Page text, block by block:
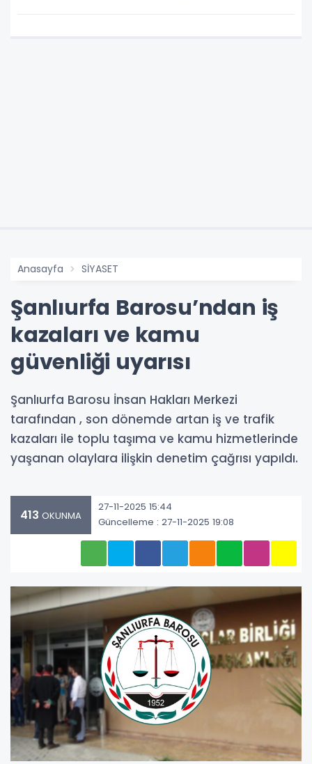
Anasayfa SİYASET
Şanlıurfa Barosu’ndan iş
kazaları ve kamu
güvenliği uyarısı
Şanlıurfa Barosu İnsan Hakları Merkezi
tarafından , son dönemde artan iş ve trafik
kazaları ile toplu taşıma ve kamu hizmetlerinde
yaşanan olaylara ilişkin denetim çağrısı yapıldı.
413 OKUNMA
27-11-2025 15:44
Güncelleme : 27-11-2025 19:08